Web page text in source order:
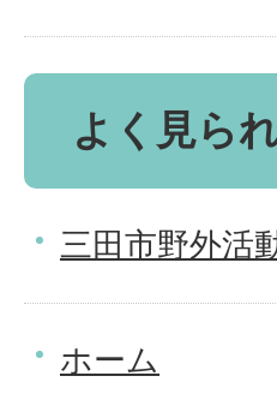
よく見ら
三田市野外活
ホーム